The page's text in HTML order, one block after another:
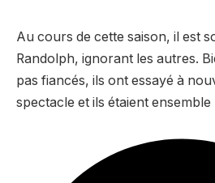
Au cours de cette saison, il est
Randolph, ignorant les autres.
pas fiancés, ils ont essayé à
spectacle et ils étaient